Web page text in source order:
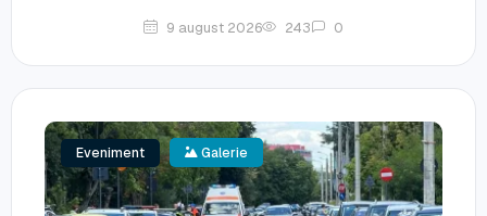
9 august 2026 243 0
Eveniment Galerie